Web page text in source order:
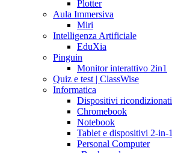
Plotter
Aula Immersiva
Miri
Intelligenza Artificiale
EduXia
Pinguin
Monitor interattivo 2in1
Quiz e test | ClassWise
Informatica
Dispositivi ricondizionati
Chromebook
Notebook
Tablet e dispositivi 2-in-1
Personal Computer